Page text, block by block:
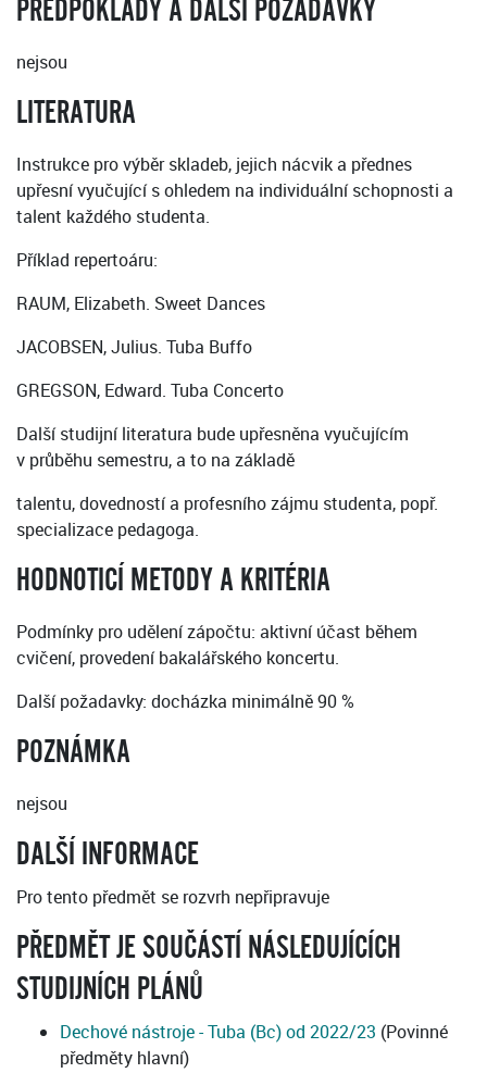
PŘEDPOKLADY A DALŠÍ POŽADAVKY
nejsou
LITERATURA
Instrukce pro výběr skladeb, jejich nácvik a přednes
upřesní vyučující s ohledem na individuální schopnosti a
talent každého studenta.
Příklad repertoáru:
RAUM, Elizabeth. Sweet Dances
JACOBSEN, Julius. Tuba Buffo
GREGSON, Edward. Tuba Concerto
Další studijní literatura bude upřesněna vyučujícím
v průběhu semestru, a to na základě
talentu, dovedností a profesního zájmu studenta, popř.
specializace pedagoga.
HODNOTICÍ METODY A KRITÉRIA
Podmínky pro udělení zápočtu: aktivní účast během
cvičení, provedení bakalářského koncertu.
Další požadavky: docházka minimálně 90 %
POZNÁMKA
nejsou
DALŠÍ INFORMACE
Pro tento předmět se rozvrh nepřipravuje
PŘEDMĚT JE SOUČÁSTÍ NÁSLEDUJÍCÍCH
STUDIJNÍCH PLÁNŮ
Dechové nástroje - Tuba (Bc) od 2022/23 (Povinné
předměty hlavní)